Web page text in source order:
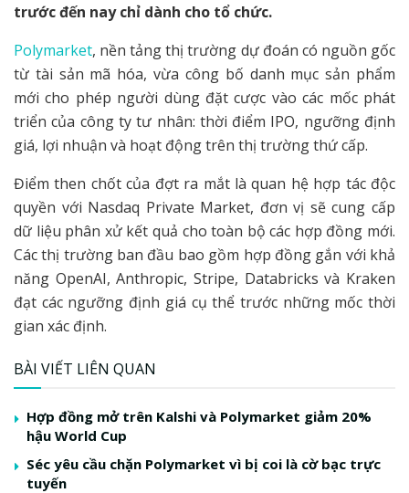
trước đến nay chỉ dành cho tổ chức.
Polymarket, nền tảng thị trường dự đoán có nguồn gốc
từ tài sản mã hóa, vừa công bố danh mục sản phẩm
mới cho phép người dùng đặt cược vào các mốc phát
triển của công ty tư nhân: thời điểm IPO, ngưỡng định
giá, lợi nhuận và hoạt động trên thị trường thứ cấp.
Điểm then chốt của đợt ra mắt là quan hệ hợp tác độc
quyền với Nasdaq Private Market, đơn vị sẽ cung cấp
dữ liệu phân xử kết quả cho toàn bộ các hợp đồng mới.
Các thị trường ban đầu bao gồm hợp đồng gắn với khả
năng OpenAI, Anthropic, Stripe, Databricks và Kraken
đạt các ngưỡng định giá cụ thể trước những mốc thời
gian xác định.
BÀI VIẾT LIÊN QUAN
Hợp đồng mở trên Kalshi và Polymarket giảm 20%
hậu World Cup
Séc yêu cầu chặn Polymarket vì bị coi là cờ bạc trực
tuyến